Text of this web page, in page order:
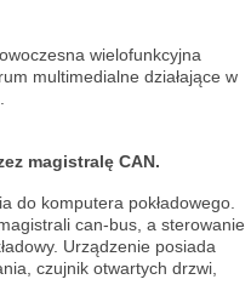
wielofunkcyjna
multimedialne działające w
magistralę CAN.
do komputera pokładowego.
can-bus, a sterowanie
Urządzenie posiada
czujnik otwartych drzwi,